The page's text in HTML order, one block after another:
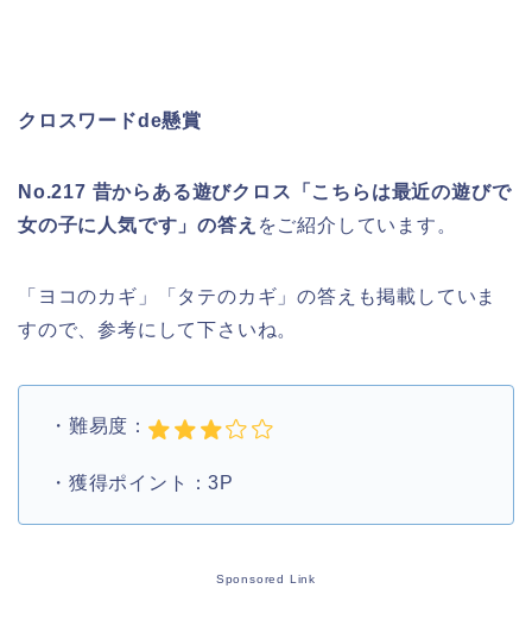
クロスワードde懸賞
No.217 昔からある遊びクロス「こちらは最近の遊びで
女の子に人気です」の答え をご紹介しています。
「ヨコのカギ」「タテのカギ」の答えも掲載していま
すので、参考にして下さいね。
・難易度：
・獲得ポイント：3P
Sponsored Link